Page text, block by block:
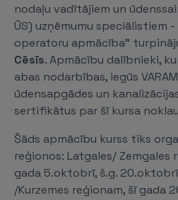
nodaļu vadītājiem un
ŪS) uzņēmumu speciālistiem
operatoru apmācība"
Cēsīs. Apmācību dalībnieki,
abas nodarbības, iegūs
ūdensapgādes un
sertifikātus par šī kursa
Šāds apmācību kurss tiks
reģionos: Latgales/ Zemgales
gada 5.oktobrī, š.g. 20.oktobrī
/Kurzemes reģionam, šī gada